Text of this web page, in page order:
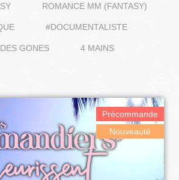
ROMANCE MM (FANTASY)
#DOCUMENTALISTE
GONES 4 MAINS
Précommande
Nouveauté